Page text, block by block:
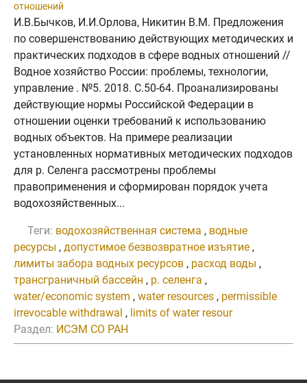
отношений
И.В.Бычков, И.И.Орлова, Никитин В.М. Предложения
по совершенствованию действующих методических и
практических подходов в сфере водных отношений //
Водное хозяйство России: проблемы, технологии,
управление . №5. 2018. C.50-64. Проанализированы
действующие нормы Российской Федерации в
отношении оценки требований к использованию
водных объектов. На примере реализации
установленных нормативных методических подходов
для р. Селенга рассмотрены проблемы
правоприменения и сформирован порядок учета
водохозяйственных...
Теги: водохозяйственная система , водные
ресурсы , допустимое безвозвратное изъятие ,
лимиты забора водных ресурсов , расход воды ,
трансграничный бассейн , р. селенга ,
water/economic system , water resources , permissible
irrevocable withdrawal , limits of water resour
Раздел: ИСЭМ СО РАН